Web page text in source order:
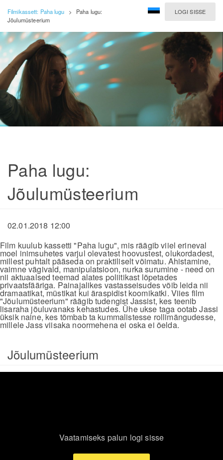
LOGI SISSE
Filmikassett: Paha lugu >
Paha lugu:
Jõulumüsteerium
Paha lugu:
Jõulumüsteerium
02.01.2018 12:00
Film kuulub kassetti "Paha lugu", mis räägib viiel erineval
moel inimsuhetes varjul olevatest hoovustest, olukordadest,
millest puhtalt pääseda on praktiliselt võimatu. Ahistamine,
vaimne vägivald, manipulatsioon, nurka surumine - need on
nii aktuaalsed teemad alates poliitikast lõpetades
privaatsfääriga. Painajalikes vastasseisudes võib leida nii
dramaatikat, müstikat kui äraspidist koomikatki. Viies film
"Jõulumüsteerium" räägib tudengist Jassist, kes teenib
lisaraha jõuluvanaks kehastudes. Ühe ukse taga ootab Jassi
üksik naine, kes tõmbab ta kummalistesse rollimängudesse,
millele Jass viisaka noormehena ei oska ei öelda.
Jõulumüsteerium
Vaatamiseks palun logi sisse